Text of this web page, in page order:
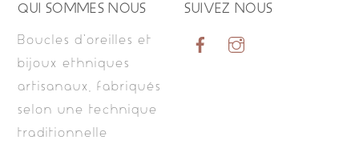
QUI SOMMES NOUS
Boucles d’oreilles et
bijoux ethniques
artisanaux, fabriqués
selon une technique
traditionnelle
SUIVEZ NOUS